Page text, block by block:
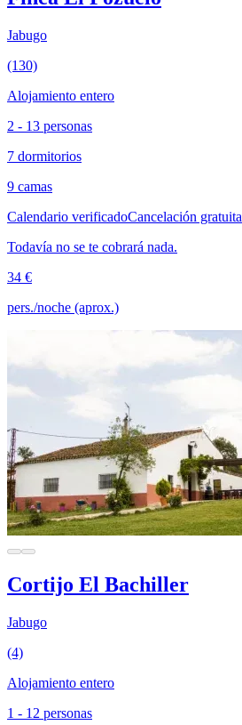
Jabugo
(130)
Alojamiento entero
2 - 13 personas
7 dormitorios
9 camas
Calendario verificadoCancelación gratuita
Todavía no se te cobrará nada.
34 €
pers./noche (aprox.)
Cortijo El Bachiller
Jabugo
(4)
Alojamiento entero
1 - 12 personas